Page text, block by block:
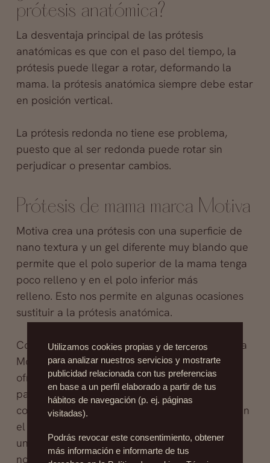
prótesis anatómica?
La desventaja principal de las prótesis
anatómicas es que con el paso del tiempo, la
prótesis puede llegar a rotar, deformando la
mama. la prótesis anatómica siempre debe estar
en posición vertical.
La prótesis redonda no tiene ese problema,
puesto que al ser redonda puede rotar sin
perjudicar o presentar cambios.
Prótesis de mama marca Motiva
Motiva crea una prótesis con una superficie de
nano textura y un gel diferente muy blando que
permite que el polo superior de la mama tenga
poco relleno y en el polo inferior más
relleno. Esto nos permite en algunas ocasiones
sustituir a la prótesis anatómica.
Como ventaja principal de la prótesis de marca
Motiva es la capacidad de movimiento que
ofrece al pecho. Por ejemplo, cuando la
paciente se acuesta, esta prótesis desplaza su
contenido de manera lateral dando volumen en
el lado externo de la mama, como ocurriría en
un pecho natural. Es importante que la mama
no se quede quita, sobretodo cuando la mujer
Utilizamos cookies propias y de terceros
para analizar nuestros servicios y mostrarte
publicidad relacionada con tus preferencias
en base a un perfil elaborado a partir de tus
hábitos de navegación (p. ej. páginas
visitadas).
Podrás revocar este consentimiento, obtener
más información e informarte de tus